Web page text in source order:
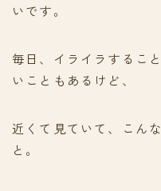
いです。
毎日、イライラするこ
いこともあるけど、
近くて見ていて、こん
と。